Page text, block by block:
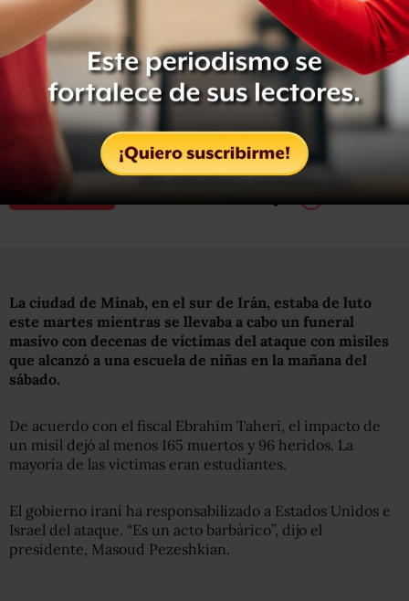
Una escuela en la ciudad de Minab fue alcanzada
por uno de los misiles lanzados por EU e Israel,
según el gobierno iraní. El presunto ataque dejó
decenas de niñas muertas y heridas.
03 de marzo, 2026 Por: BBC News Mundo
La ciudad de Minab, en el sur de Irán, estaba de luto
este martes mientras se llevaba a cabo un funeral
masivo con decenas de víctimas del ataque con misiles
que alcanzó a una escuela de niñas en la mañana del
sábado.
De acuerdo con el fiscal Ebrahim Taheri, el impacto de
un misil dejó al menos 165 muertos y 96 heridos. La
mayoría de las víctimas eran estudiantes.
El gobierno iraní ha responsabilizado a Estados Unidos e
Israel del ataque. “Es un acto barbárico”, dijo el
presidente, Masoud Pezeshkian.